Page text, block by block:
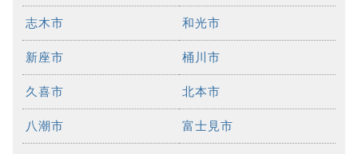
志木市 和光市
新座市 桶川市
久喜市 北本市
八潮市 富士見市